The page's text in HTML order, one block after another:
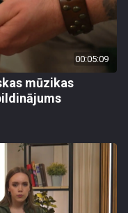
00:05:09
mūzikas